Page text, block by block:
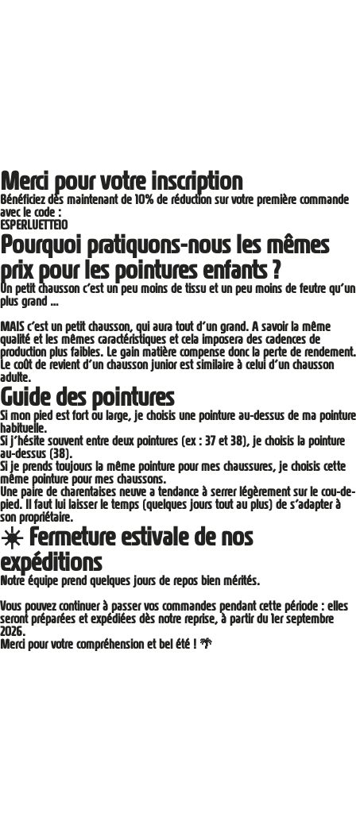
Merci pour votre inscription
Bénéficiez dès maintenant de 10% de réduction sur votre première commande
avec le code :
ESPERLUETTE10
Pourquoi pratiquons-nous les mêmes
prix pour les pointures enfants ?
Un petit chausson c’est un peu moins de tissu et un peu moins de feutre qu’un
plus grand …
MAIS c’est un petit chausson, qui aura tout d’un grand. A savoir la même
qualité et les mêmes caractéristiques et cela imposera des cadences de
production plus faibles. Le gain matière compense donc la perte de rendement.
Le coût de revient d’un chausson junior est similaire à celui d’un chausson
adulte.
Guide des pointures
Si mon pied est fort ou large, je choisis une pointure au-dessus de ma pointure
habituelle.
Si j’hésite souvent entre deux pointures (ex : 37 et 38), je choisis la pointure
au-dessus (38).
Si je prends toujours la même pointure pour mes chaussures, je choisis cette
même pointure pour mes chaussons.
Une paire de charentaises neuve a tendance à serrer légèrement sur le cou-de-
pied. Il faut lui laisser le temps (quelques jours tout au plus) de s’adapter à
son propriétaire.
☀️ Fermeture estivale de nos
expéditions
Notre équipe prend quelques jours de repos bien mérités.
Vous pouvez continuer à passer vos commandes pendant cette période : elles
seront préparées et expédiées dès notre reprise, à partir du 1er septembre
2026.
Merci pour votre compréhension et bel été ! 🌴